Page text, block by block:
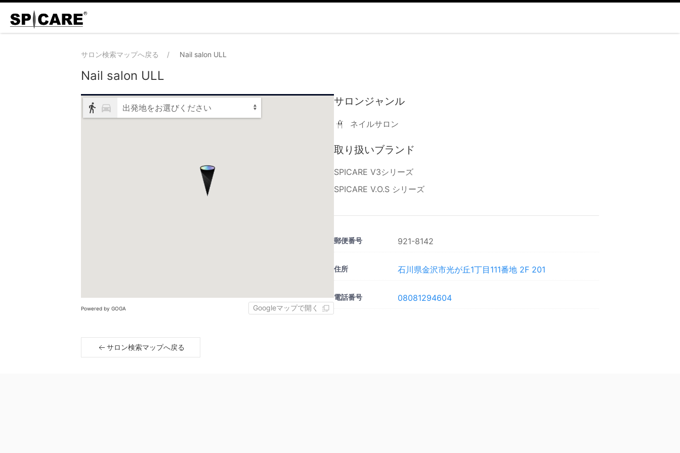
サロン検索マップへ戻る Nail salon ULL
Nail salon ULL
出発地をお選びください
Powered by GOGA Googleマップで開く
サロンジャンル
ネイルサロン
取り扱いブランド
SPICARE V3シリーズ
SPICARE V.O.S シリーズ
郵便番号 921-8142
住所 石川県金沢市光が丘1丁目111番地 2F 201
電話番号 08081294604
サロン検索マップへ戻る